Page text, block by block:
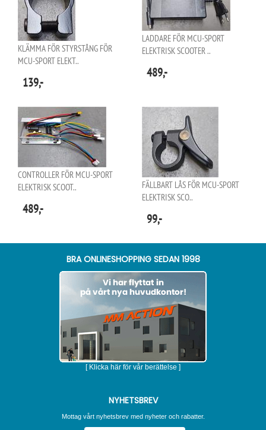
KLÄMMA FÖR STYRSTÅNG FÖR
MCU-SPORT ELEKT..
139,-
LADDARE FÖR MCU-SPORT
ELEKTRISK SCOOTER ..
489,-
CONTROLLER FÖR MCU-SPORT
ELEKTRISK SCOOT..
489,-
FÄLLBART LÅS FÖR MCU-SPORT
ELEKTRISK SCO..
99,-
BRA ONLINESHOPPING SEDAN 1998
[ Klicka här för vår berättelse ]
NYHETSBREV
Mottag vårt nyhetsbrev med nyheter och rabatter.